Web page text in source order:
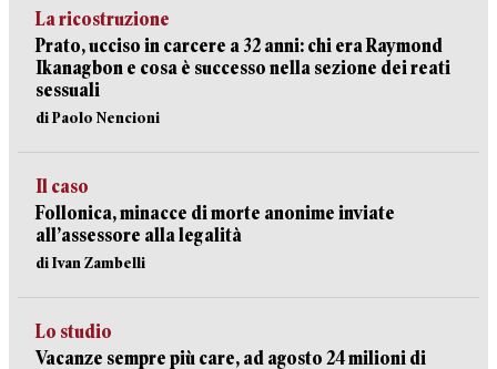
La ricostruzione
Prato, ucciso in carcere a 32 anni: chi era Raymond
Ikanagbon e cosa è successo nella sezione dei reati
sessuali
di Paolo Nencioni
Il caso
Follonica, minacce di morte anonime inviate
all’assessore alla legalità
di Ivan Zambelli
Lo studio
Vacanze sempre più care, ad agosto 24 milioni di